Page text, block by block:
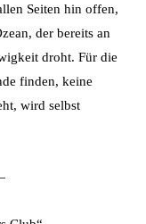
Seiten hin offen,
der bereits an
droht. Für die
finden, keine
wird selbst